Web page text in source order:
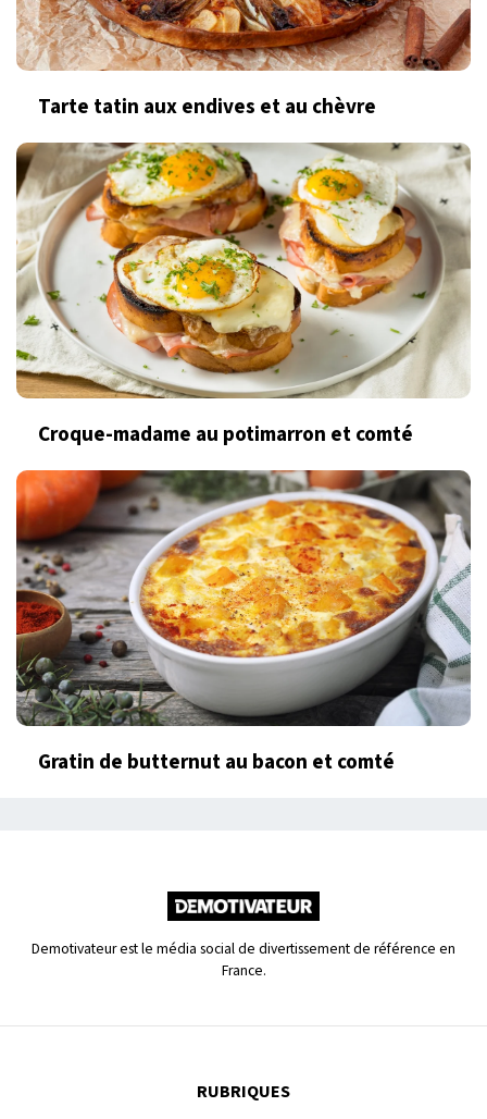
Tarte tatin aux endives et au chèvre
Croque-madame au potimarron et comté
Gratin de butternut au bacon et comté
Demotivateur est le média social de divertissement de référence en
France.
RUBRIQUES